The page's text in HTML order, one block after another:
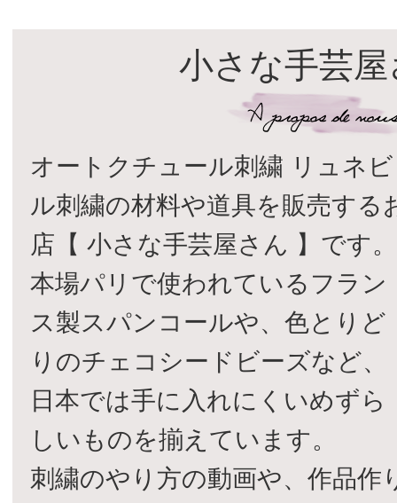
小さな手芸
オートクチュール刺繍 リュネビ
ル刺繍の材料や道具を販売する
店【 小さな手芸屋さん 】です。
本場パリで使われているフラン
ス製スパンコールや、色とりど
りのチェコシードビーズなど、
日本では手に入れにくいめずら
しいものを揃えています。
刺繍のやり方の動画や、作品作